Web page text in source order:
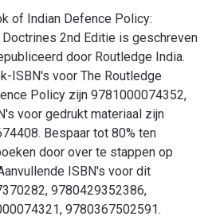
of Indian Defence Policy:
2nd Editie is geschreven
door Routledge India.
ISBN's voor The Routledge
Policy zijn 9781000074352,
voor gedrukt materiaal zijn
Bespaar tot 80% ten
door over te stappen op
ISBN's voor dit
9780429352386,
9780367502591.